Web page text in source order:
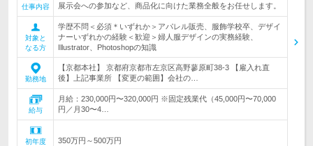
仕事内容
展示会への参加など、商品化に向けた業務全般をお任せします。
対象と
なる方
学歴不問＜必須＊いずれか＞アパレル販売、服飾学校卒、デザイ
ナーいずれかの経験＜歓迎＞婦人服デザインの実務経験、
Illustrator、Photoshopの知識
勤務地
【京都本社】 京都府京都市左京区高野蓼原町38-3 【雇入れ直
後】上記事業所 【変更の範囲】会社の…
給与
月給：230,000円〜320,000円 ※固定残業代（45,000円〜70,000
円／月30〜4…
初年度
350万円～500万円